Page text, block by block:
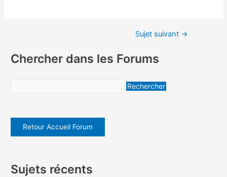
Sujet suivant →
Chercher dans les Forums
Retour Accueil Forum
Sujets récents